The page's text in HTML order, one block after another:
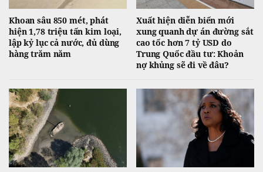
Khoan sâu 850 mét, phát
hiện 1,78 triệu tấn kim loại,
lập kỷ lục cả nước, đủ dùng
hàng trăm năm
Xuất hiện diễn biến mới
xung quanh dự án đường sắt
cao tốc hơn 7 tỷ USD do
Trung Quốc đầu tư: Khoản
nợ khủng sẽ đi về đâu?